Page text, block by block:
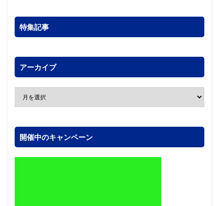
特集記事
アーカイブ
開催中のキャンペーン